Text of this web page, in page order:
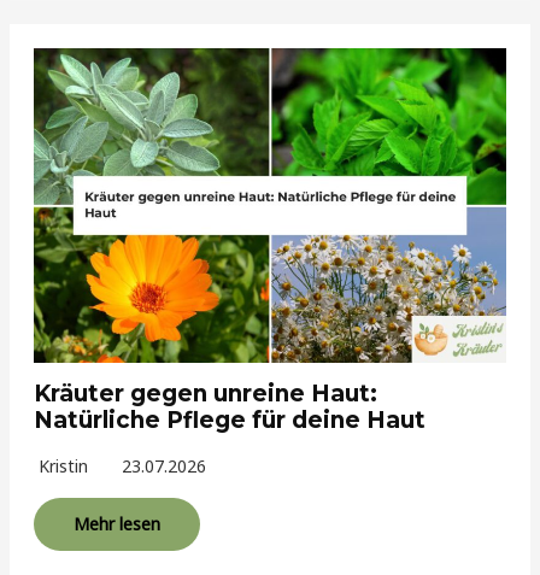
Kräuter gegen unreine Haut:
Natürliche Pflege für deine Haut
Kristin 23.07.2026
Mehr lesen